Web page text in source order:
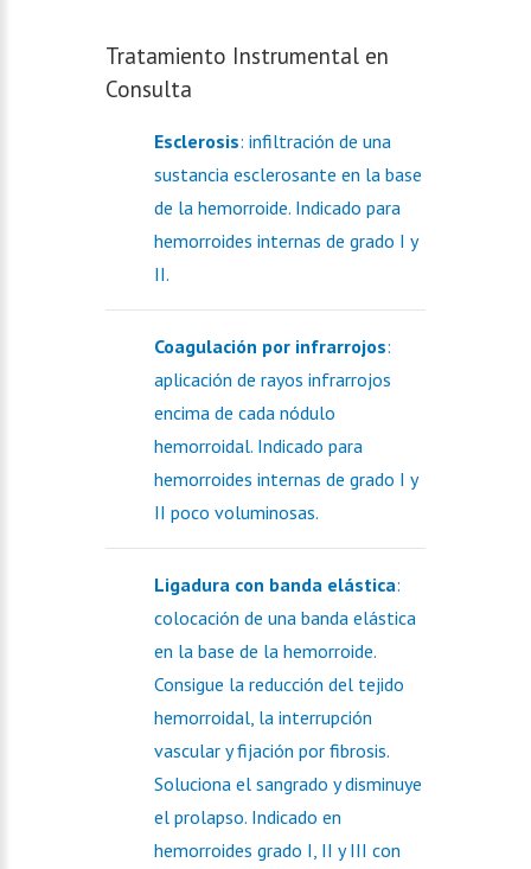
Tratamiento Instrumental en
Consulta
Esclerosis: infiltración de una
sustancia esclerosante en la base
de la hemorroide. Indicado para
hemorroides internas de grado I y
II.
Coagulación por infrarrojos:
aplicación de rayos infrarrojos
encima de cada nódulo
hemorroidal. Indicado para
hemorroides internas de grado I y
II poco voluminosas.
Ligadura con banda elástica:
colocación de una banda elástica
en la base de la hemorroide.
Consigue la reducción del tejido
hemorroidal, la interrupción
vascular y fijación por fibrosis.
Soluciona el sangrado y disminuye
el prolapso. Indicado en
hemorroides grado I, II y III con